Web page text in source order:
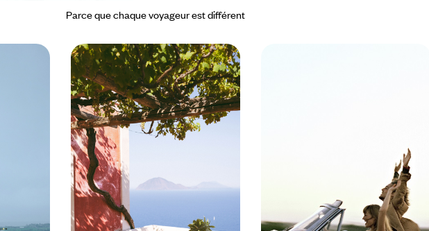
Parce que chaque voyageur est différent